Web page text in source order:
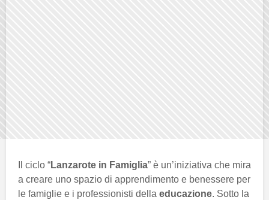
Il ciclo “Lanzarote in Famiglia” è un’iniziativa che mira
a creare uno spazio di apprendimento e benessere per
le famiglie e i professionisti della educazione. Sotto la